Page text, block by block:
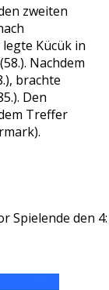
zweiten
Kücük in
Nachdem
brachte
Den
Treffer
Spielende den